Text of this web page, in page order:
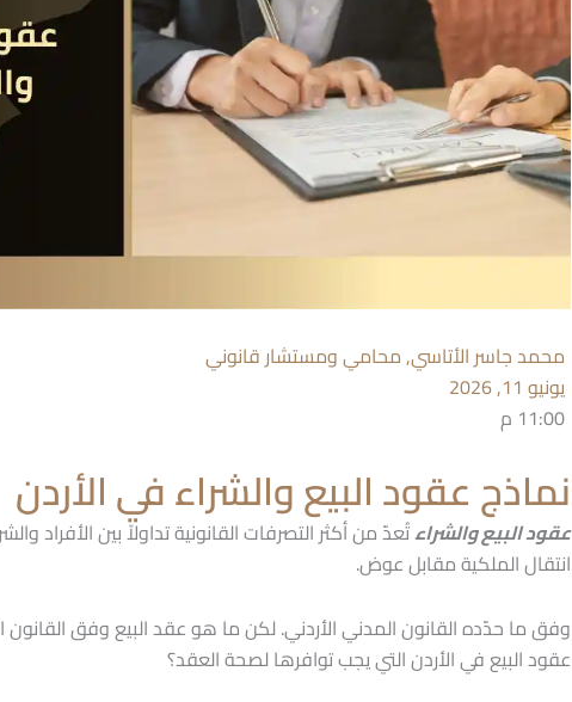
محمد جاسر الأتاسي, محامي ومستشار قانوني
يونيو 11, 2026
11:00 م
نماذج عقود البيع والشراء في الأردن
عقود البيع والشراءتُعدّ من أكثر التصرفات القانونية تداولاً بين الأفراد
انتقال الملكية مقابل عوض.
وفق ما حدّده القانون المدني الأردني. لكن ما هو عقد البيع وفق القانون
عقود البيع في الأردن التي يجب توافرها لصحة العقد؟